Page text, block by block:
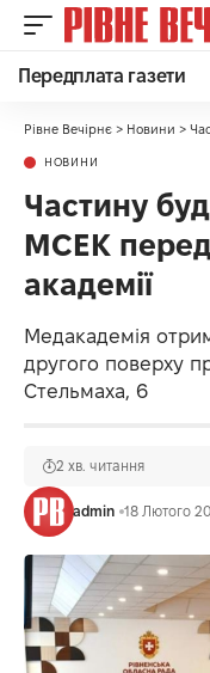
Передплата газети
Рівне Вечірнє > Новини >
НОВИНИ
Частину
МСЕК
академії
Медакадемія
другого поверху
Стельмаха, 6
admin 18 Лютого
2 хв. читання